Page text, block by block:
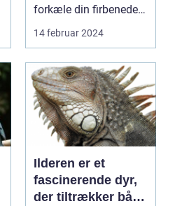
forkæle din firbenede
ven; det er en essenti...
14 februar 2024
Ilderen er et
fascinerende dyr,
der tiltrækker både